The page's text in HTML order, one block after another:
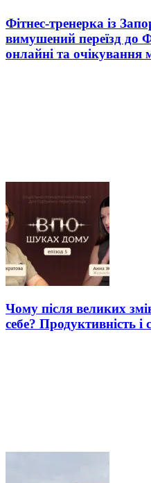
Фітнес-тренерка із
вимушений переїзд до
онлайні та очікування
Чому після великих
себе? Продуктивність